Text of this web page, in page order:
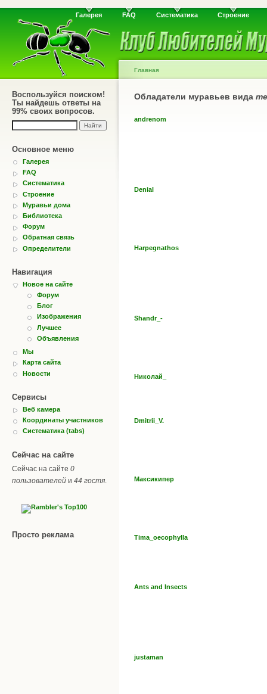
Галерея FAQ Систематика Строение
Воспользуйся поиском!
Ты найдешь ответы на
99% своих вопросов.
Основное меню
Галерея
FAQ
Систематика
Строение
Муравьи дома
Библиотека
Форум
Обратная связь
Определители
Навигация
Новое на сайте
Форум
Блог
Изображения
Лучшее
Объявления
Мы
Карта сайта
Новости
Сервисы
Веб камера
Координаты участников
Систематика (tabs)
Сейчас на сайте
Сейчас на сайте 0
пользователей и 44 гостя
Просто реклама
Главная
Обладатели муравьев вида
andrenom
Denial
Harpegnathos
Shandr_-
Николай_
Dmitrii_V.
Максикипер
Tima_oecophylla
Ants and Insects
justaman